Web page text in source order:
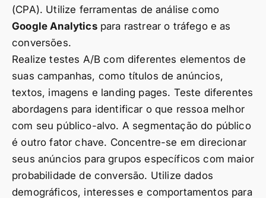
(CPA). Utilize ferramentas de análise como
Google Analyticspara rastrear o tráfego e as
conversões.
Realize testes A/B com diferentes elementos de
suas campanhas, como títulos de anúncios,
textos, imagens e landing pages. Teste diferentes
abordagens para identificar o que ressoa melhor
com seu público-alvo. A segmentação do público
é outro fator chave. Concentre-se em direcionar
seus anúncios para grupos específicos com maior
probabilidade de conversão. Utilize dados
demográficos, interesses e comportamentos para